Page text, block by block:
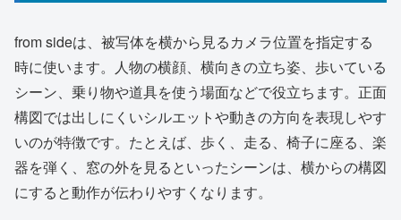
from sideは、被写体を横から見るカメラ位置を指定する
時に使います。人物の横顔、横向きの立ち姿、歩いている
シーン、乗り物や道具を使う場面などで役立ちます。正面
構図では出しにくいシルエットや動きの方向を表現しやす
いのが特徴です。たとえば、歩く、走る、椅子に座る、楽
器を弾く、窓の外を見るといったシーンは、横からの構図
にすると動作が伝わりやすくなります。